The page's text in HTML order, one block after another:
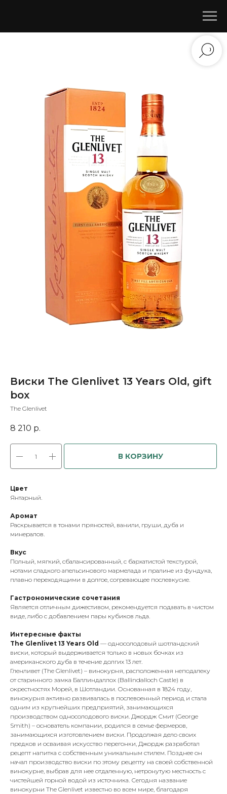
Виски The Glenlivet 13 Years Old, gift
box
The Glenlivet
8 210 р.
В КОРЗИНУ
Цвет
Янтарный.
Аромат
Раскрывается в тонами пряностей, ванили, груши, дуба и
минералов.
Вкус
Полный, мягкий, сбалансированный, с бархатистой текстурой,
нотами сладкого апельсинового мармелада и пралине из фундука,
плавно переходящими в долгое, согревающее послевкусие.
Гастрономические сочетания
Является отличным дижестивом, рекомендуется подавать в чистом
виде, либо с добавлением пары кубиков льда.
Интересные факты
The Glenlivet 13 Years Old — односолодовый шотландский
виски, который выдерживается только в новых бочках из
американского дуба в течение долгих 13 лет.
Гленливет (The Glenlivet) – винокурня, расположенная неподалеку
от старинного замка Баллиндаллох (Ballindalloch Castle) в
окрестностях Морей, в Шотландии. Основанная в 1824 году,
винокурня активно развивалась в послевоенный период и стала
одним из крупнейших предприятий, занимающихся
производством односолодового виски. Джордж Смит (George
Smith) – основатель компании, родился в семье фермеров,
занимающихся изготовлением виски. Продолжая дело своих
предков и осваивая искусство перегонки, Джордж разработал
рецепт напитка с собственным уникальным стилем. Позднее он
начал производство виски по этому рецепту на своей собственной
винокурне, выбрав для нее отдаленную, нетронутую местность с
чистейшей горной водой из источника. Сегодня название
винокурни The Glenlivet известно во всем мире, благодаря